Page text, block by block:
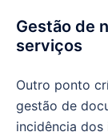
Gestão de
serviços
Outro ponto
gestão de
incidência dos